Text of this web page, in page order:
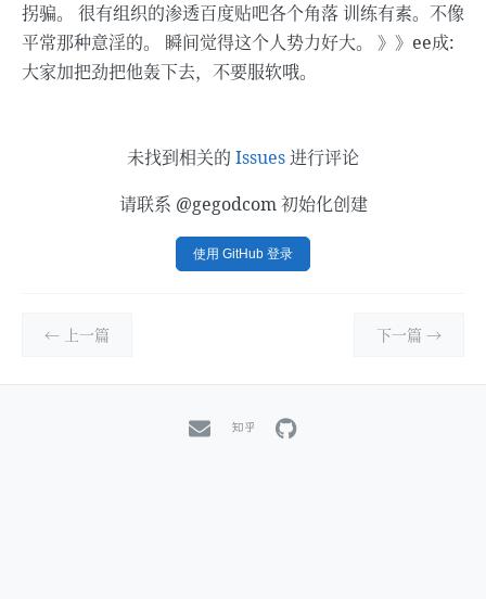
拐骗。 很有组织的渗透百度贴吧各个角落 训练有素。不像
平常那种意淫的。 瞬间觉得这个人势力好大。 》》ee成:
大家加把劲把他轰下去，不要服软哦。
未找到相关的 Issues进行评论
请联系 @gegodcom 初始化创建
使用 GitHub 登录
← 上一篇 下一篇 →